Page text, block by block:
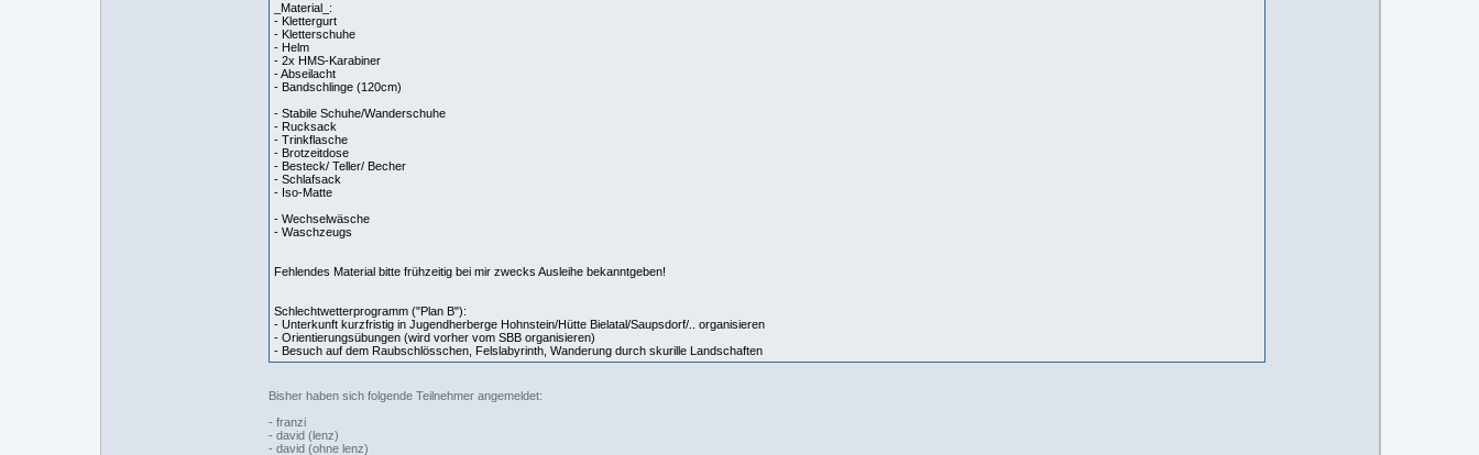
_Material_:
- Klettergurt
- Kletterschuhe
- Helm
- 2x HMS-Karabiner
- Abseilacht
- Bandschlinge (120cm)
- Stabile Schuhe/Wanderschuhe
- Rucksack
- Trinkflasche
- Brotzeitdose
- Besteck/ Teller/ Becher
- Schlafsack
- Iso-Matte
- Wechselwäsche
- Waschzeugs
Fehlendes Material bitte frühzeitig bei mir zwecks Ausleihe bekanntgeben!
Schlechtwetterprogramm ("Plan B"):
- Unterkunft kurzfristig in Jugendherberge Hohnstein/Hütte Bielatal/Saupsdorf/.. organisieren
- Orientierungsübungen (wird vorher vom SBB organisieren)
- Besuch auf dem Raubschlösschen, Felslabyrinth, Wanderung durch skurille Landschaften
Bisher haben sich folgende Teilnehmer angemeldet:
- franzi
- david (lenz)
- david (ohne lenz)